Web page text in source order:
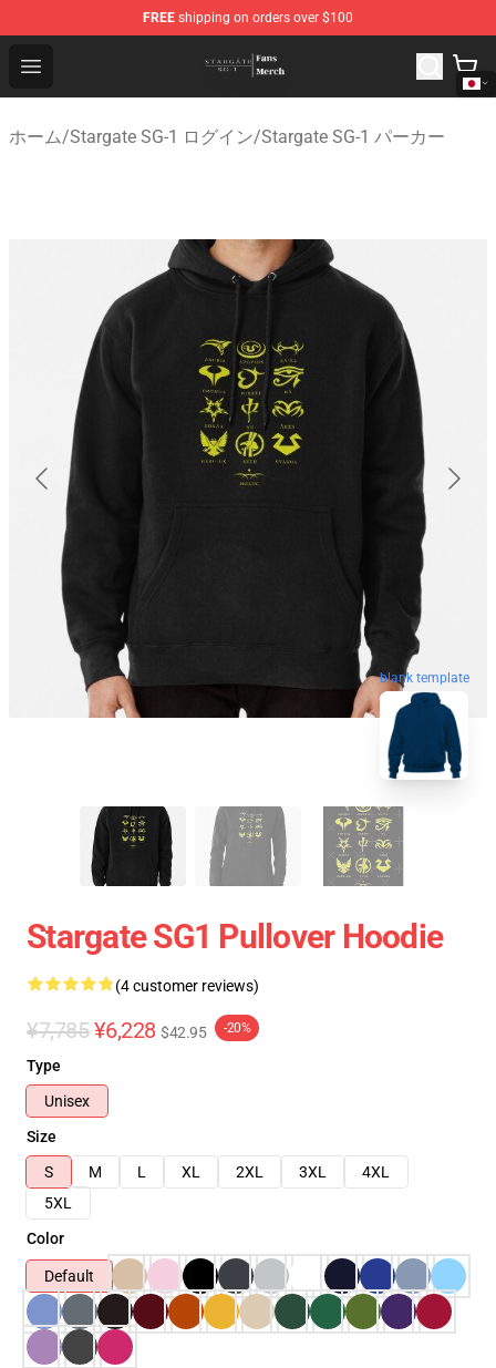
FREE shipping on orders over $100
Open menu
Stargate SG-1 Store - Official Stargate SG-1
ホーム/Stargate SG-1 ログイン/Stargate SG-1 パーカー
blank template
Stargate SG1 Pullover Hoodie
(4 customer reviews)
¥7,785 ¥6,228 $42.95 -20%
Type
Unisex
Size
S
M L XL 2XL 3XL
4XL
5XL
Color
Default